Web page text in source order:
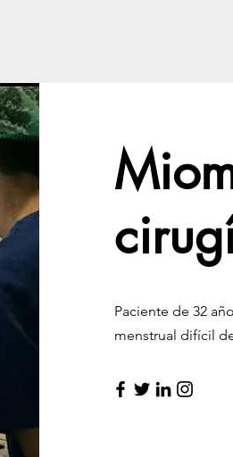
Paciente de 32
menstrual difícil